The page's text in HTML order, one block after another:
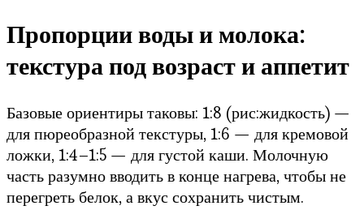
Пропорции воды и молока:
текстура под возраст и аппетит
Базовые ориентиры таковы: 1:8 (рис:жидкость) —
для пюреобразной текстуры, 1:6 — для кремовой
ложки, 1:4–1:5 — для густой каши. Молочную
часть разумно вводить в конце нагрева, чтобы не
перегреть белок, а вкус сохранить чистым.